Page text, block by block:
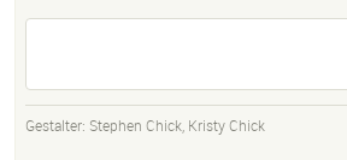
Gestalter: Stephen Chick, Kristy Chick